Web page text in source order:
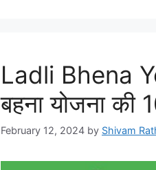
Ladli Bhena
बहना योजना की
February 12, 2024 by Shivam